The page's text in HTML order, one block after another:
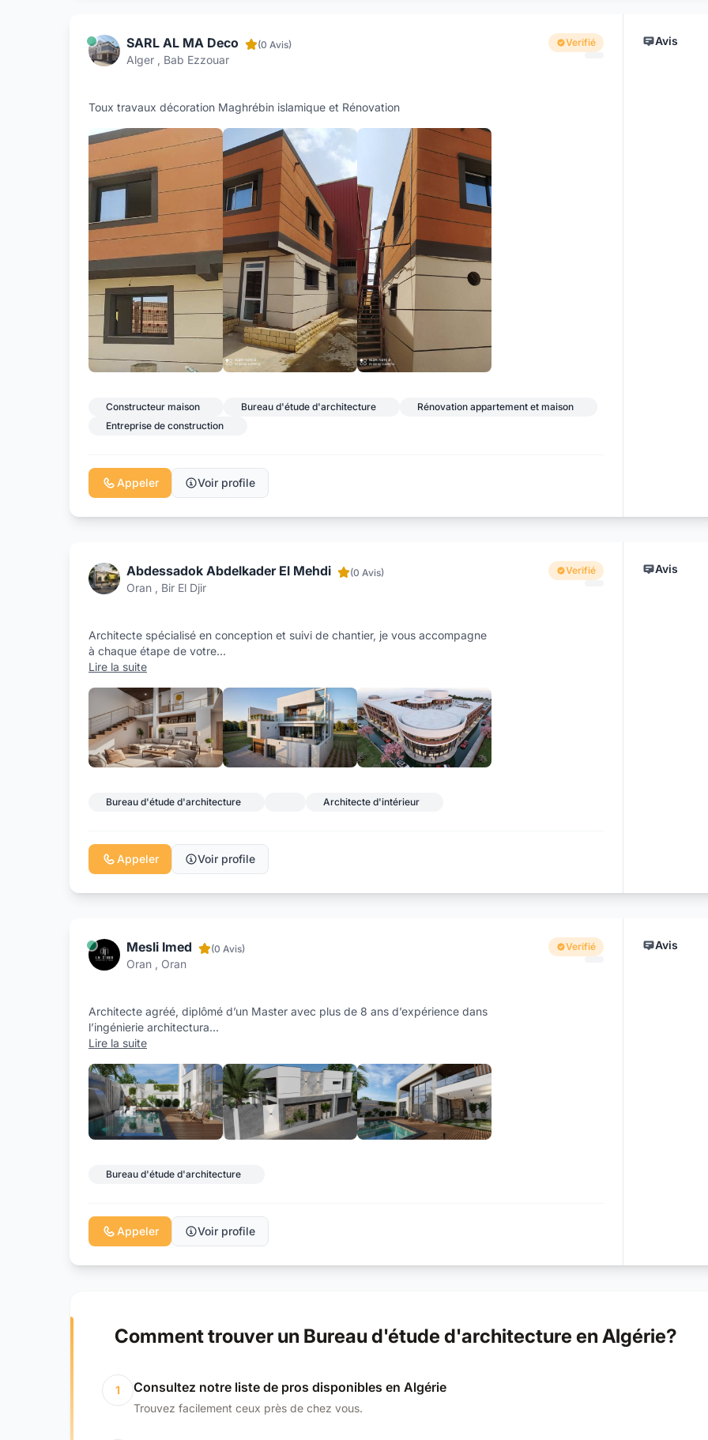
SARL AL MA Deco
Alger , Bab Ezzouar
(0 Avis) Verifié
Toux travaux décoration Maghrébin islamique et Rénovation
Constructeur maison Bureau d'étude d'architecture
Rénovation appartement et maison
Entreprise de construction
Appeler Voir profile
Avis
Abdessadok Abdelkader El Mehdi
Oran , Bir El Djir
(0 Avis) Verifié
Architecte spécialisé en conception et suivi de chantier, je vous accompagne
à chaque étape de votre...
Lire la suite
Bureau d'étude d'architecture Architecte d'intérieur
Appeler Voir profile
Avis
Mesli Imed
Oran , Oran
(0 Avis) Verifié
Architecte agréé, diplômé d’un Master avec plus de 8 ans d’expérience dans
l’ingénierie architectura...
Lire la suite
Bureau d'étude d'architecture
Appeler Voir profile
Avis
Comment trouver un Bureau d'étude d'architecture en Algérie?
1 Consultez notre liste de pros disponibles en Algérie
Trouvez facilement ceux près de chez vous.